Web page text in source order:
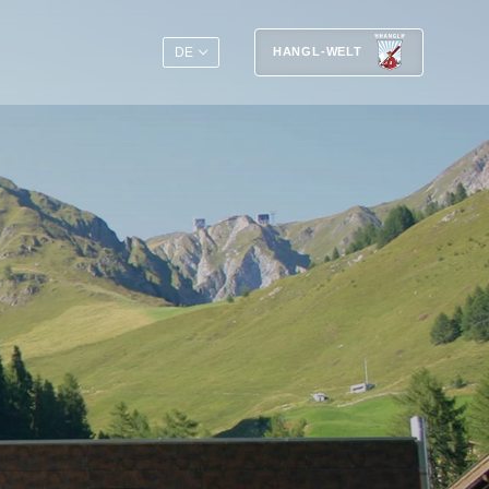
DE
EN
HANGL-WELT
Urlaub nach Ihrem Rhythmus.
Früh raus und die Berge erobern oder
ausschlafen und entspannt in den Tag
starten? Ab in die Natur, auf den Trail,
ins Abenteuer – oder lieber den Tag im
Wellnessbereich ausklingen lassen?
Egal, wonach Ihnen der Sinn steht: Im
Smart Hotel Samnaun entscheiden Sie,